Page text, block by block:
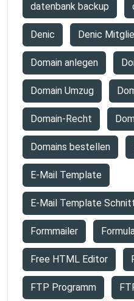
datenbank backup
Denic Denic
Domain anlegen
Domain Umzug
Domain-Recht
Domains bestellen
E-Mail Template
E-Mail Template
Formmailer
Free HTML Editor
FTP Programm